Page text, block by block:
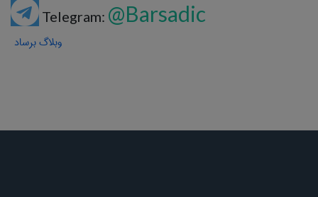
Telegram: @Barsadic
وبلاگ برساد